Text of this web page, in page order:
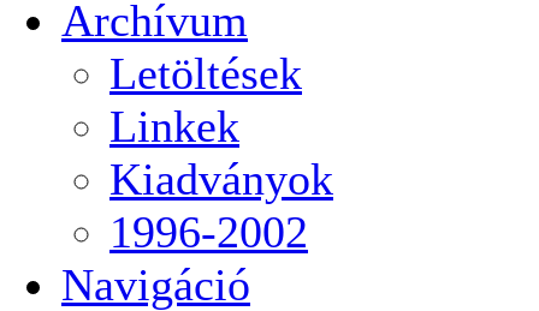
Archívum
Letöltések
Linkek
Kiadványok
1996-2002
Navigáció